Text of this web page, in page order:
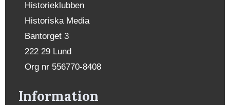
Historieklubben
Historiska Media
Bantorget 3
222 29 Lund
Org nr 556770-8408
Information